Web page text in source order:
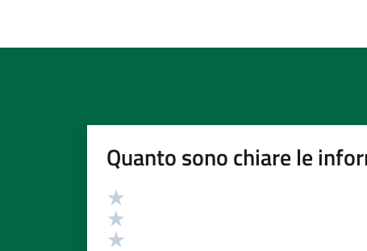
Quanto sono chiare le
Valutazione